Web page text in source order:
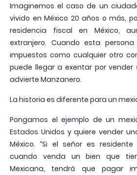
Imaginemos el caso de un
vivido en México 20 años o más,
residencia fiscal en México,
extranjero. Cuando esta
impuestos como cualquier otro
puede llegar a exentar por vender
advierte Manzanero.
La historia es diferente para un
Pongamos el ejemplo de un
Estados Unidos y quiere vender
México. “Si el señor es
cuando venda un bien que
Mexicana, tendrá que pagar